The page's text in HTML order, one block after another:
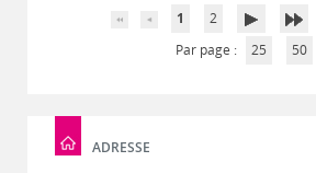
1 2
Par page :
25 50
ADRESSE